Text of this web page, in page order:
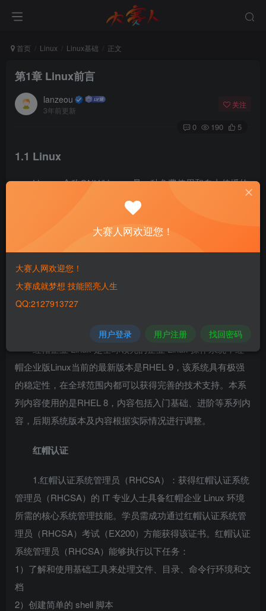
首页 Linux Linux基础 正文
第1章 Linux前言
lanzeou
3年前更新
关注
0 190 5
1.1 Linux
Linux，全称GNU/Linux，是一种免费使用和自由传播的
类UNIX操作系统，其内核由芬兰赫尔辛基大学的在校生
Linus Torvalds于1991年10月首次发布，它主要受到Minix和
Unix思想的启发，是一个基于POSIX的多用户、多任务、支
持多线程和多CPU的操作系统。
Linux有上不同的发行版，如基于社区开发的debian、
archlinux，和基于商业开发的Red Hat Enterprise Linux、
红帽企业 Linux 是全球领先的企业 Linux 操作系统，红
帽企业版Linux当前的最新版本是RHEL 9，该系统具有极强
的稳定性，在全球范围内都可以获得完善的技术支持。本系
列内容使用的是RHEL 8，内容包括入门基础、进阶等系列内
容，后期系统版本及内容根据实际情况进行调整。
红帽认证
1.红帽认证系统管理员（RHCSA）：获得红帽认证系统
管理员（RHCSA）的 IT 专业人士具备红帽企业 Linux 环境
所需的核心系统管理技能。学员需成功通过红帽认证系统管
理员（RHCSA）考试（EX200）方能获得该证书。红帽认证
系统管理员（RHCSA）能够执行以下任务：
1）了解和使用基础工具来处理文件、目录、命令行环境和文
档
2）创建简单的 shell 脚本
大赛人网欢迎您！
大赛人网欢迎您！
大赛成就梦想 技能照亮人生
QQ:2127913727
用户登录 用户注册 找回密码